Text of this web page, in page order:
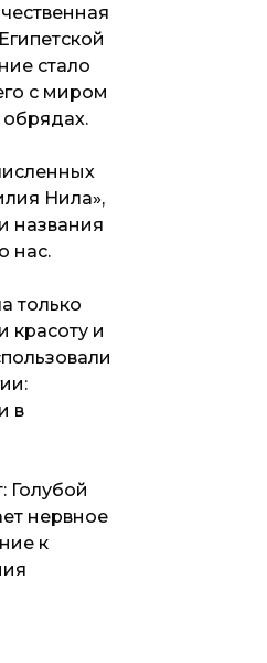
стало
с миром
обрядах.
Нила»,
названия
нас.
только
красоту и
в
Голубой
нервное
к